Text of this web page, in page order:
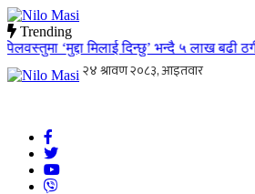
Trending
‘मुद्दा मिलाई दिन्छु’ भन्दै ५ लाख बढी ठगी